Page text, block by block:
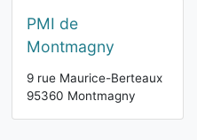
PMI de
Montmagny
9 rue Maurice-Berteaux
95360 Montmagny